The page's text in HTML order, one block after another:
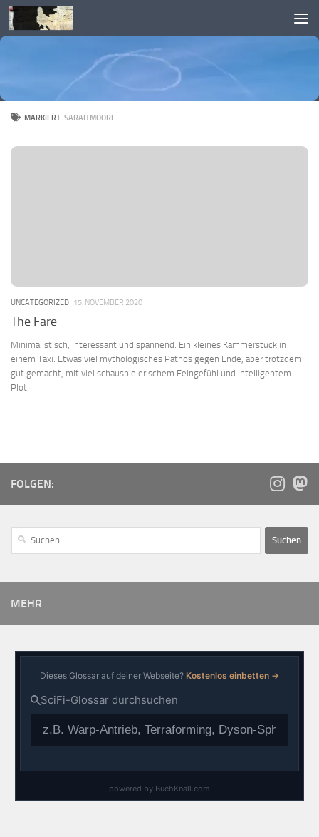
Skip to content
MARKIERT:SARAH MOORE
UNCATEGORIZED 15. NOVEMBER 2020
The Fare
Minimalistisch, interessant und spannend. Ein kleines Kammerstück in
einem Taxi. Etwas viel mythologisches Pathos gegen Ende, aber trotzdem
gut gemacht, mit viel schauspielerischem Feingefühl und intelligentem
Plot.
FOLGEN:
MEHR